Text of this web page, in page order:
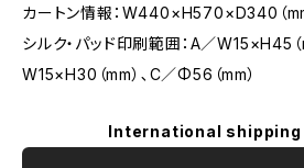
カートン情報：W440×H570×D340（
シルク・パッド印刷範囲：A／W15×H45
W15×H30（mm）､C／Φ56（mm）
International shipping